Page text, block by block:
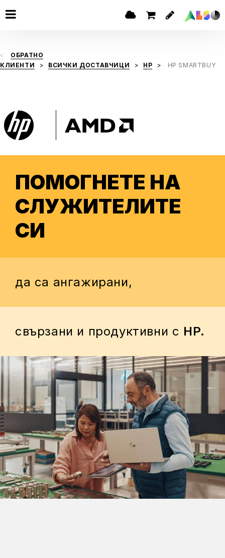
ОБРАТНО
КЛИЕНТИ
ВСИЧКИ ДОСТАВЧИЦИ HP HP SMARTBUY
ПОМОГНЕТЕ НА
СЛУЖИТЕЛИТЕ
СИ
да са ангажирани,
свързани и продуктивни с НР.